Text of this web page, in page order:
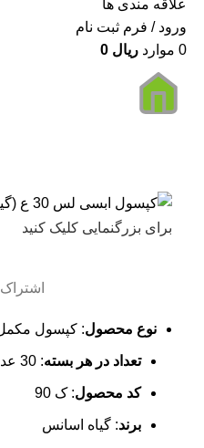
علاقه مندی ها
ورود / فرم ثبت نام
0 موارد ریال
برای بزرگنمایی کلیک کنید
نوع محصول: کپسول
تعداد در هر بسته: 30 عدد
کد محصول: ک 90
برند: گیاه اسانس